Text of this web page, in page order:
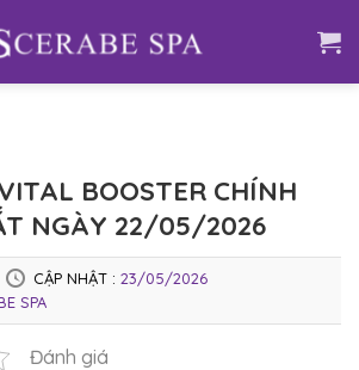
BOOSTER CHÍNH
NGÀY 22/05/2026
CẬP NHẬT : 23/05/2026
SPA
Đánh giá